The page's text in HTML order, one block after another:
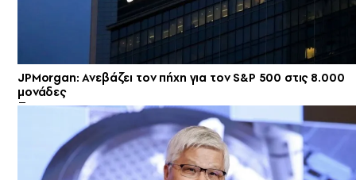
JPMorgan: Ανεβάζει τον πήχη για τον S&P 500 στις 8.000
μονάδες